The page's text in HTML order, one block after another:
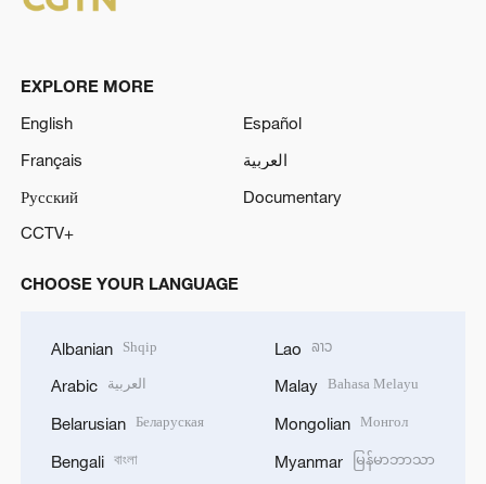
EXPLORE MORE
English
Español
Français
العربية
Русский
Documentary
CCTV+
CHOOSE YOUR LANGUAGE
Albanian Shqip
Arabic العربية
Belarusian Беларуская
Bengali বাংলা
Lao ລາວ
Malay Bahasa Melayu
Mongolian Монгол
Myanmar မြန်မာဘာသာ